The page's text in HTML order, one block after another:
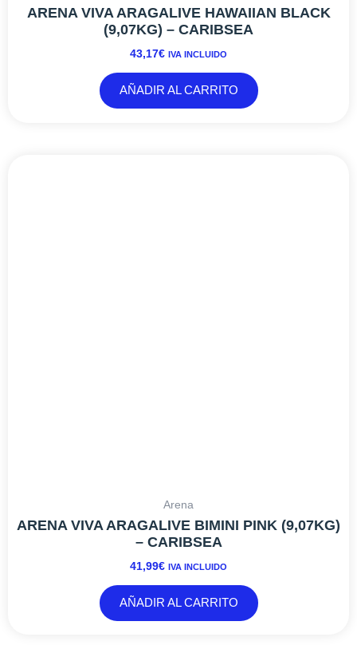
ARENA VIVA ARAGALIVE HAWAIIAN BLACK
(9,07KG) – CARIBSEA
43,17€ IVA INCLUIDO
AÑADIR AL CARRITO
Arena
ARENA VIVA ARAGALIVE BIMINI PINK (9,07KG)
– CARIBSEA
41,99€ IVA INCLUIDO
AÑADIR AL CARRITO